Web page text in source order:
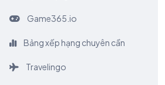
Game365.io
Bảng xếp hạng chuyên cần
Travelingo